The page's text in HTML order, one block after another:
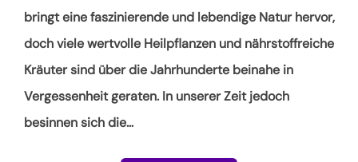
bringt eine faszinierende und lebendige Natur hervor,
doch viele wertvolle Heilpflanzen und nährstoffreiche
Kräuter sind über die Jahrhunderte beinahe in
Vergessenheit geraten. In unserer Zeit jedoch
besinnen sich die…